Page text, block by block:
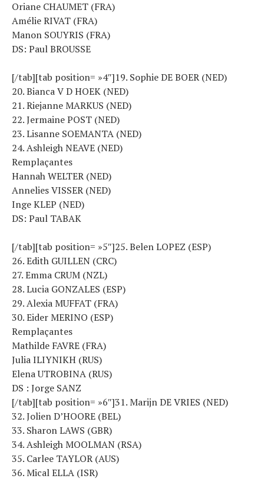
Oriane CHAUMET (FRA)
Amélie RIVAT (FRA)
Manon SOUYRIS (FRA)
DS: Paul BROUSSE
[/tab][tab position= »4″]19. Sophie DE BOER (NED)
20. Bianca V D HOEK (NED)
21. Riejanne MARKUS (NED)
22. Jermaine POST (NED)
23. Lisanne SOEMANTA (NED)
24. Ashleigh NEAVE (NED)
Remplaçantes
Hannah WELTER (NED)
Annelies VISSER (NED)
Inge KLEP (NED)
DS: Paul TABAK
[/tab][tab position= »5″]25. Belen LOPEZ (ESP)
26. Edith GUILLEN (CRC)
27. Emma CRUM (NZL)
28. Lucia GONZALES (ESP)
29. Alexia MUFFAT (FRA)
30. Eider MERINO (ESP)
Remplaçantes
Mathilde FAVRE (FRA)
Julia ILIYNIKH (RUS)
Elena UTROBINA (RUS)
DS : Jorge SANZ
[/tab][tab position= »6″]31. Marijn DE VRIES (NED)
32. Jolien D’HOORE (BEL)
33. Sharon LAWS (GBR)
34. Ashleigh MOOLMAN (RSA)
35. Carlee TAYLOR (AUS)
36. Mical ELLA (ISR)